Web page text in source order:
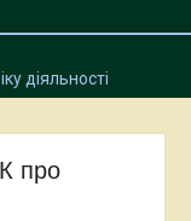
діяльності
про